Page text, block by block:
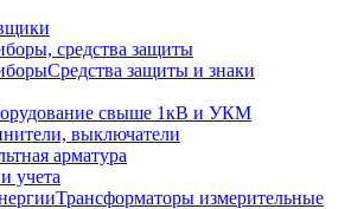
средства защиты
Средства защиты и знаки
свыше 1кВ и УКМ
выключатели
арматура
учета
Трансформаторы измерительные